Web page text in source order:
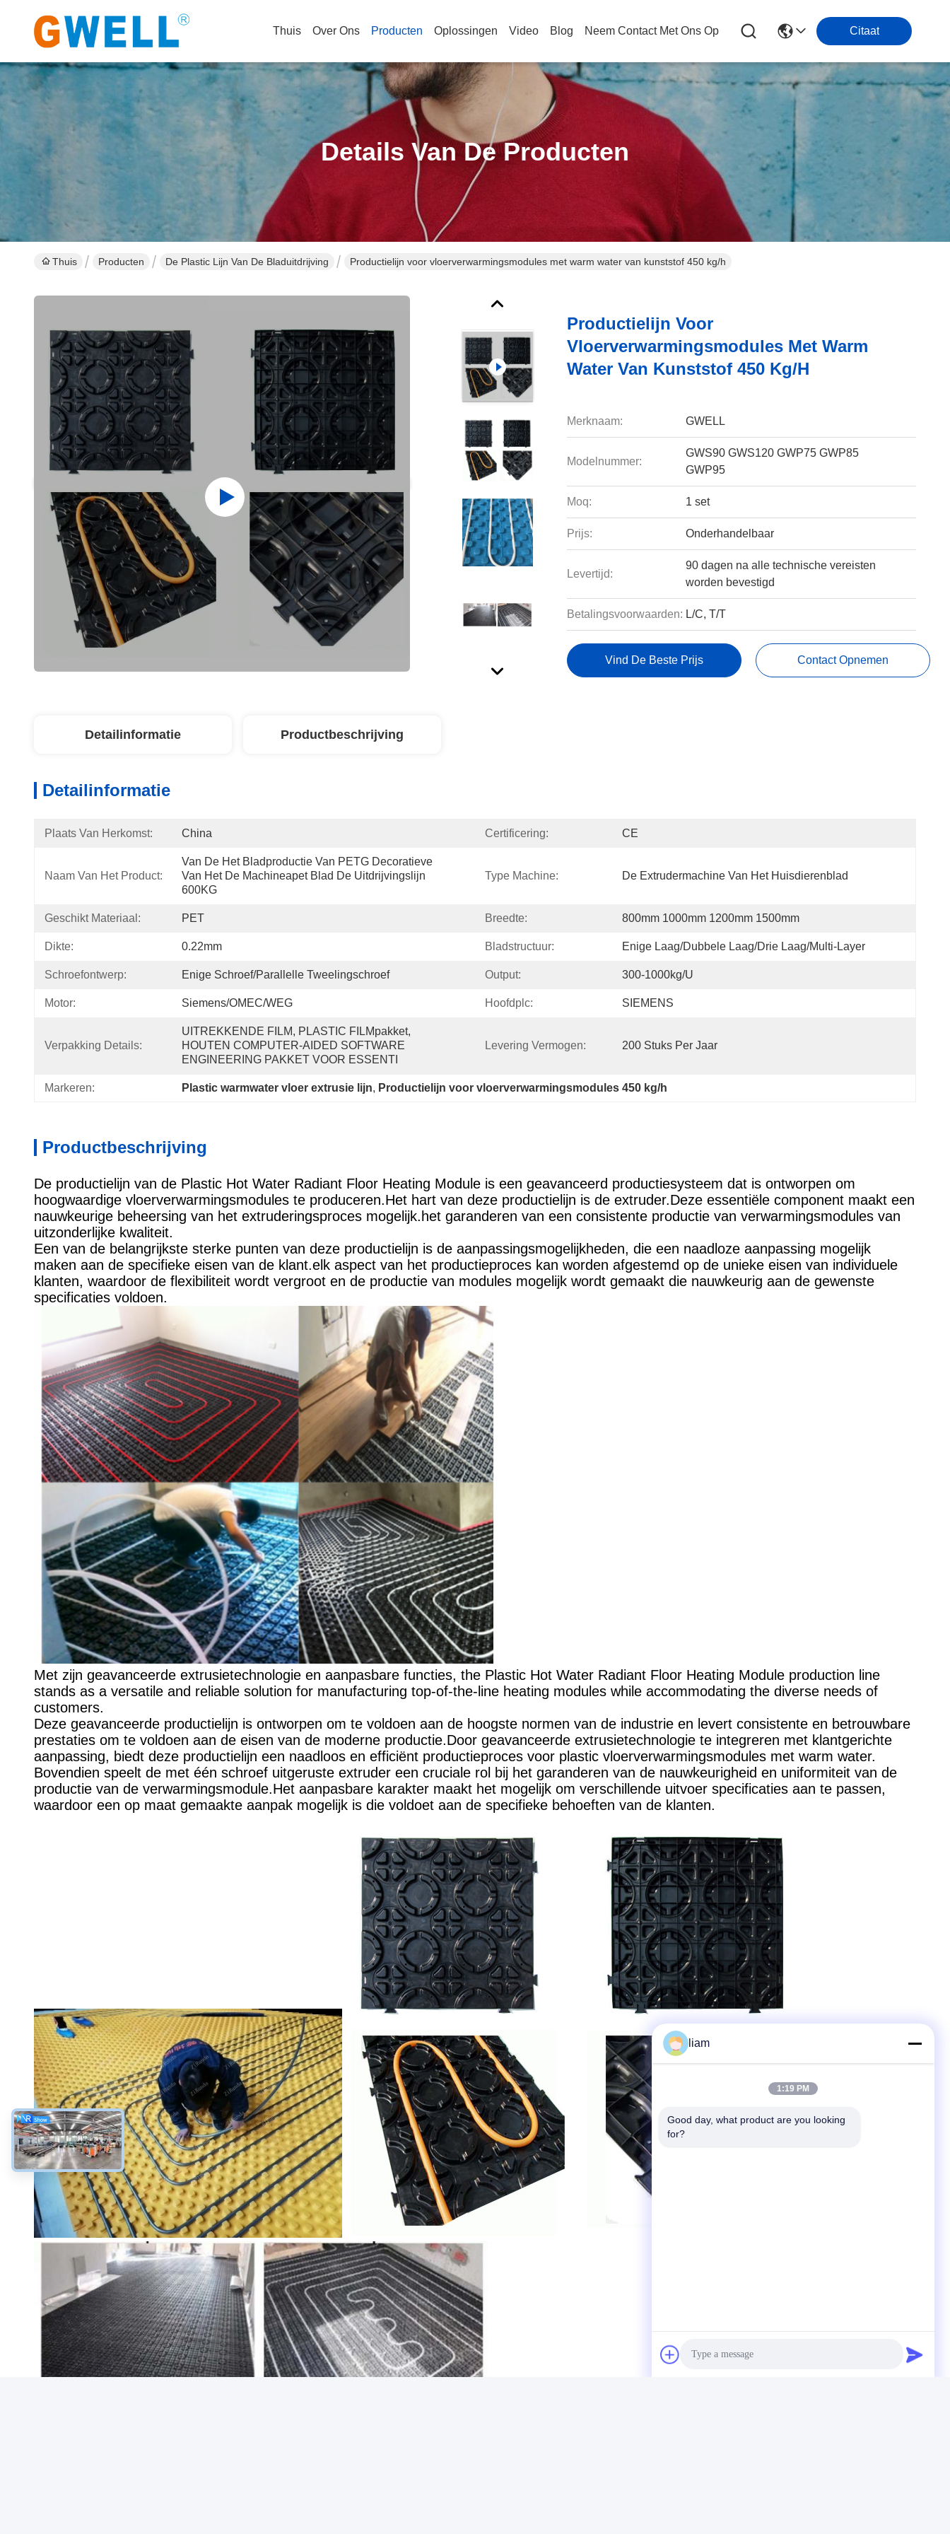
Thuis Over Ons Producten Oplossingen Video Blog Neem Contact Met Ons Op Citaat
Details Van De Producten
Thuis Producten De Plastic Lijn Van De Bladuitdrijving Productielijn voor vloerverwarmingsmodules met warm water van kunststof 450 kg/h
Productielijn Voor
Vloerverwarmingsmodules Met Warm
Water Van Kunststof 450 Kg/h
Merknaam: GWELL
Modelnummer:
GWS90 GWS120 GWP75 GWP85
GWP95
Moq: 1 set
Prijs: Onderhandelbaar
Levertijd:
90 dagen na alle technische vereisten
worden bevestigd
Betalingsvoorwaarden: L/C, T/T
Vind De Beste Prijs Contact Opnemen
Detailinformatie Productbeschrijving
Detailinformatie
Plaats Van Herkomst: China Certificering: CE
Naam Van Het Product:
Van De Het Bladproductie Van PETG Decoratieve
Van Het De Machineapet Blad De Uitdrijvingslijn
600KG
Type Machine: De Extrudermachine Van Het Huisdierenblad
Geschikt Materiaal: PET Breedte: 800mm 1000mm 1200mm 1500mm
Dikte: 0.22mm Bladstructuur: Enige Laag/Dubbele Laag/Drie Laag/Multi-Layer
Schroefontwerp: Enige Schroef/Parallelle Tweelingschroef Output: 300-1000kg/u
Motor: Siemens/OMEC/WEG Hoofdplc: SIEMENS
Verpakking Details:
UITREKKENDE FILM, PLASTIC FILMpakket,
HOUTEN COMPUTER-AIDED SOFTWARE
ENGINEERING PAKKET VOOR ESSENTI
Levering Vermogen: 200 Stuks Per Jaar
Markeren: Plastic warmwater vloer extrusie lijn, Productielijn voor vloerverwarmingsmodules 450 kg/h
Productbeschrijving
De productielijn van de Plastic Hot Water Radiant Floor Heating Module is een geavanceerd productiesysteem dat is ontworpen om
hoogwaardige vloerverwarmingsmodules te produceren.Het hart van deze productielijn is de extruder.Deze essentiële component maakt een
nauwkeurige beheersing van het extruderingsproces mogelijk.het garanderen van een consistente productie van verwarmingsmodules van
uitzonderlijke kwaliteit.
Een van de belangrijkste sterke punten van deze productielijn is de aanpassingsmogelijkheden, die een naadloze aanpassing mogelijk
maken aan de specifieke eisen van de klant.elk aspect van het productieproces kan worden afgestemd op de unieke eisen van individuele
klanten, waardoor de flexibiliteit wordt vergroot en de productie van modules mogelijk wordt gemaakt die nauwkeurig aan de gewenste
specificaties voldoen.
Met zijn geavanceerde extrusietechnologie en aanpasbare functies, the Plastic Hot Water Radiant Floor Heating Module production line
stands as a versatile and reliable solution for manufacturing top-of-the-line heating modules while accommodating the diverse needs of
customers.
Deze geavanceerde productielijn is ontworpen om te voldoen aan de hoogste normen van de industrie en levert consistente en betrouwbare
prestaties om te voldoen aan de eisen van de moderne productie.Door geavanceerde extrusietechnologie te integreren met klantgerichte
aanpassing, biedt deze productielijn een naadloos en efficiënt productieproces voor plastic vloerverwarmingsmodules met warm water.
Bovendien speelt de met één schroef uitgeruste extruder een cruciale rol bij het garanderen van de nauwkeurigheid en uniformiteit van de
productie van de verwarmingsmodule.Het aanpasbare karakter maakt het mogelijk om verschillende uitvoer specificaties aan te passen,
waardoor een op maat gemaakte aanpak mogelijk is die voldoet aan de specifieke behoeften van de klanten.
liam
1:19 PM
Good day, what product are you looking
for?